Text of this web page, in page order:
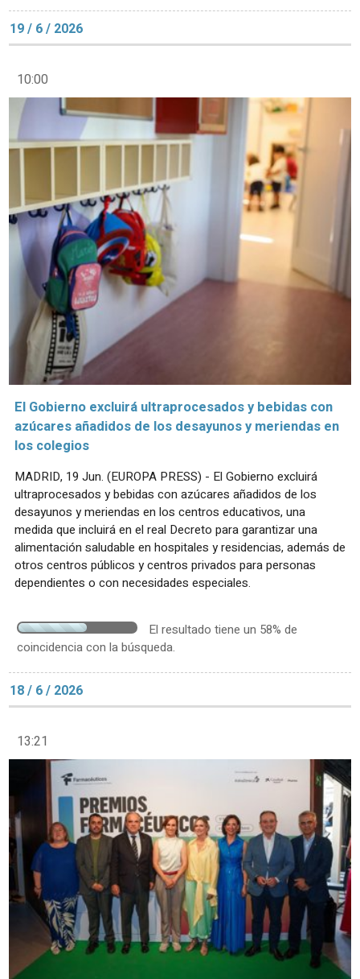
19 / 6 / 2026
10:00
El Gobierno excluirá ultraprocesados y bebidas con
azúcares añadidos de los desayunos y meriendas en
los colegios
MADRID, 19 Jun. (EUROPA PRESS) - El Gobierno excluirá
ultraprocesados y bebidas con azúcares añadidos de los
desayunos y meriendas en los centros educativos, una
medida que incluirá en el real Decreto para garantizar una
alimentación saludable en hospitales y residencias, además de
otros centros públicos y centros privados para personas
dependientes o con necesidades especiales.
El resultado tiene un 58% de
coincidencia con la búsqueda.
18 / 6 / 2026
13:21